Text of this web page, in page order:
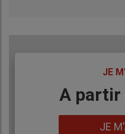
JE
BodyA partir
JE